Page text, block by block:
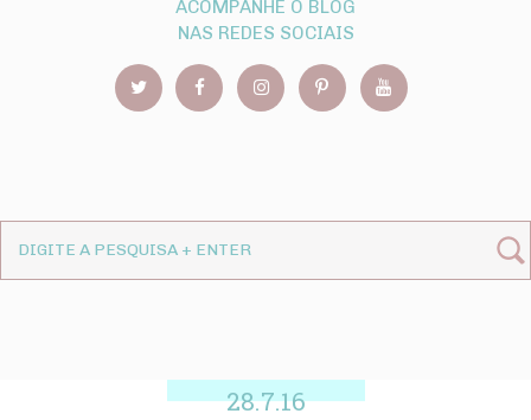
ACOMPANHE O BLOG
NAS REDES SOCIAIS
28.7.16